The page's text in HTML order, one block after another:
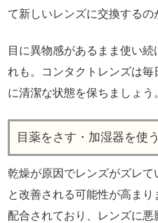
て新しいレンズに交換するの
目に異物感があるまま使い
れも。コンタクトレンズは
に清潔な状態を保ちましょう
目薬をさす・加湿器を使う
乾燥が原因でレンズがズレ
と改善される可能性が高ま
配合されており、レンズに